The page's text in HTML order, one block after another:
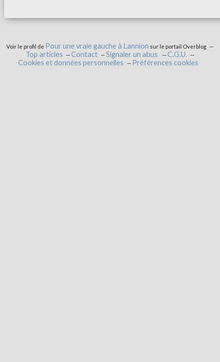
Voir le profil de Pour une vraie gauche à Lannion sur le portail Overblog
Top articles Contact Signaler un abus
C.G.U.
Cookies et données personnelles
Préférences cookies